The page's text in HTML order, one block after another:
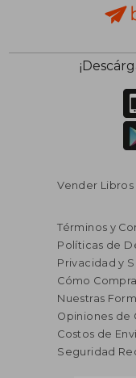
40%
Vender
Términos y
Políticas de
Privacidad y
Cómo
Nuestras
Opiniones de
Costos de
Seguridad